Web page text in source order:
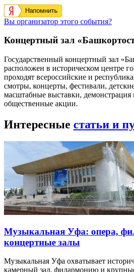
Напомнить
Вы организатор этого события?
Концертный зал
Государственный концертный зал
расположен в историческом центре
проходят всероссийские и
смотры, концерты, фестивали,
масштабные выставки,
общественные акции.
Интересные статьи и
Музыкальная Уфа: опера,
концертные залы
Музыкальная Уфа охватывает
камерный зал, филармонию и